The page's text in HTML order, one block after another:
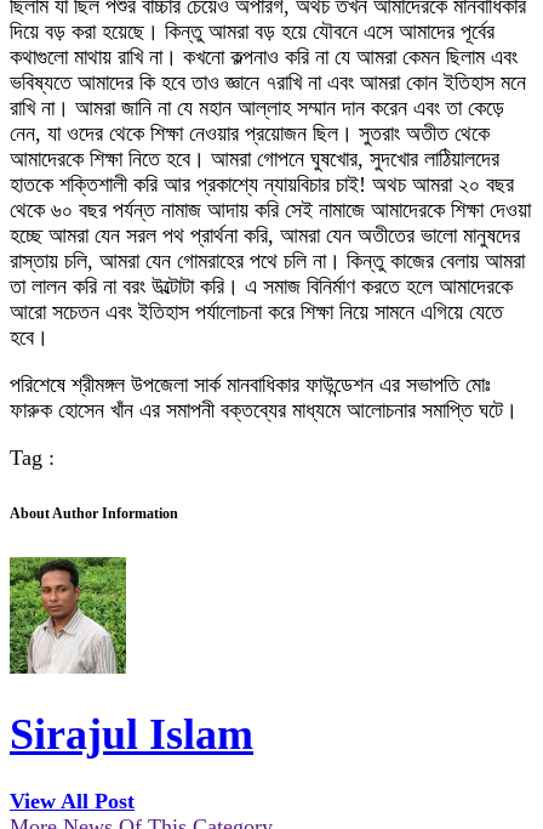
ছিলাম যা ছিল পশুর বাচ্চার চেয়েও অপারগ, অথচ তখন আমাদেরকে মানবাধিকার
দিয়ে বড় করা হয়েছে। কিন্তু আমরা বড় হয়ে যৌবনে এসে আমাদের পূর্বের
কথাগুলো মাথায় রাখি না। কখনো কল্পনাও করি না যে আমরা কেমন ছিলাম এবং
ভবিষ্যতে আমাদের কি হবে তাও জ্ঞানে ৭রাখি না এবং আমরা কোন ইতিহাস মনে
রাখি না। আমরা জানি না যে মহান আল্লাহ সম্মান দান করেন এবং তা কেড়ে
নেন, যা ওদের থেকে শিক্ষা নেওয়ার প্রয়োজন ছিল। সুতরাং অতীত থেকে
আমাদেরকে শিক্ষা নিতে হবে। আমরা গোপনে ঘুষখোর, সুদখোর লাঠিয়ালদের
হাতকে শক্তিশালী করি আর প্রকাশ্যে ন্যায়বিচার চাই! অথচ আমরা ২০ বছর
থেকে ৬০ বছর পর্যন্ত নামাজ আদায় করি সেই নামাজে আমাদেরকে শিক্ষা দেওয়া
হচ্ছে আমরা যেন সরল পথ প্রার্থনা করি, আমরা যেন অতীতের ভালো মানুষদের
রাস্তায় চলি, আমরা যেন গোমরাহের পথে চলি না। কিন্তু কাজের বেলায় আমরা
তা লালন করি না বরং উল্টোটা করি। এ সমাজ বিনির্মাণ করতে হলে আমাদেরকে
আরো সচেতন এবং ইতিহাস পর্যালোচনা করে শিক্ষা নিয়ে সামনে এগিয়ে যেতে
হবে।
পরিশেষে শ্রীমঙ্গল উপজেলা সার্ক মানবাধিকার ফাউন্ডেশন এর সভাপতি মোঃ
ফারুক হোসেন খাঁন এর সমাপনী বক্তব্যের মাধ্যমে আলোচনার সমাপ্তি ঘটে।
Tag :
About Author Information
Sirajul Islam
View All Post